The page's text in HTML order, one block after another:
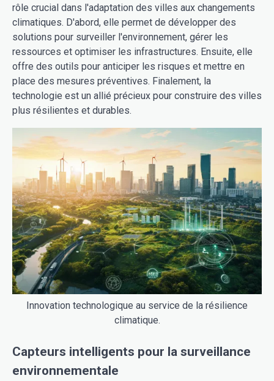
rôle crucial dans l'adaptation des villes aux changements
climatiques. D'abord, elle permet de développer des
solutions pour surveiller l'environnement, gérer les
ressources et optimiser les infrastructures. Ensuite, elle
offre des outils pour anticiper les risques et mettre en
place des mesures préventives. Finalement, la
technologie est un allié précieux pour construire des villes
plus résilientes et durables.
Innovation technologique au service de la résilience
climatique.
Capteurs intelligents pour la surveillance
environnementale